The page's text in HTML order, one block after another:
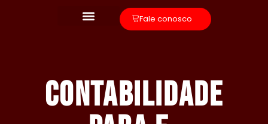
Fale conosco
Contabilidade